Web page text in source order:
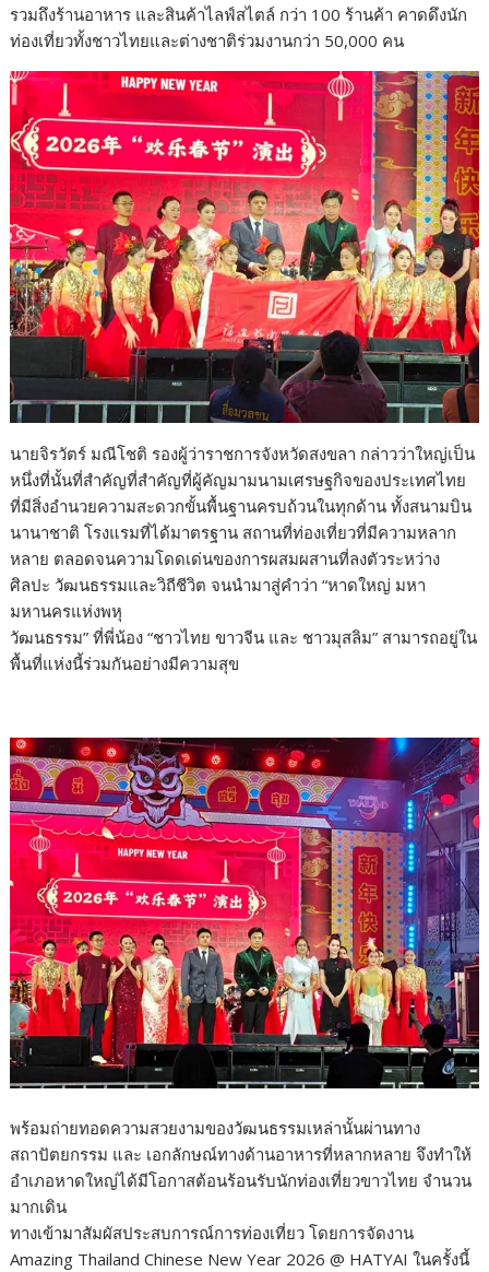
รวมถึงร้านอาหาร และสินค้าไลฟ์สไตล์ กว่า 100 ร้านค้า คาดดึงนัก
ท่องเที่ยวทั้งชาวไทยและต่างชาติร่วมงานกว่า 50,000 คน
นายจิรวัตร์ มณีโชติ รองผู้ว่าราชการจังหวัดสงขลา กล่าวว่าใหญ่เป็น
หนึ่งที่นั้นที่สำคัญที่สำคัญที่ผู้คัญมามนามเศรษฐกิจของประเทศไทย
ที่มีสิ่งอำนวยความสะดวกขั้นพื้นฐานครบถ้วนในทุกด้าน ทั้งสนามบิน
นานาชาติ โรงแรมที่ได้มาตรฐาน สถานที่ท่องเที่ยวที่มีความหลาก
หลาย ตลอดจนความโดดเด่นของการผสมผสานที่ลงตัวระหว่าง
ศิลปะ วัฒนธรรมและวิถีชีวิต จนนำมาสู่คำว่า “หาดใหญ่ มหา
มหานครแห่งพหุ
วัฒนธรรม” ที่พี่น้อง “ชาวไทย ขาวจีน และ ชาวมุสลิม” สามารถอยู่ใน
พื้นที่แห่งนี้ร่วมกันอย่างมีความสุข
พร้อมถ่ายทอดความสวยงามของวัฒนธรรมเหล่านั้นผ่านทาง
สถาปัตยกรรม และ เอกลักษณ์ทางด้านอาหารที่หลากหลาย จึงทำให้
อำเภอหาดใหญ่ได้มีโอกาสต้อนร้อนรับนักท่องเที่ยวขาวไทย จำนวน
มากเดิน
ทางเข้ามาสัมผัสประสบการณ์การท่องเที่ยว โดยการจัดงาน
Amazing Thailand Chinese New Year 2026 @ HATYAI ในครั้งนี้